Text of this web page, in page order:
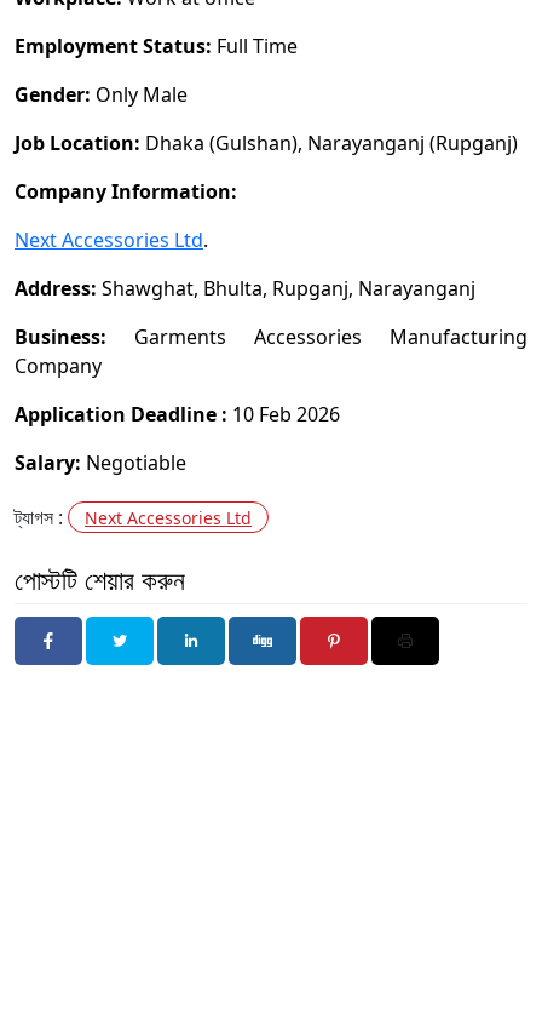
Employment Status: Full Time
Gender: Only Male
Job Location: Dhaka (Gulshan), Narayanganj (Rupganj)
Company Information:
Next Accessories Ltd.
Address: Shawghat, Bhulta, Rupganj, Narayanganj
Business: Garments Accessories Manufacturing
Company
Application Deadline : 10 Feb 2026
Salary: Negotiable
ট্যাগস : Next Accessories Ltd
পোস্টটি শেয়ার করুন